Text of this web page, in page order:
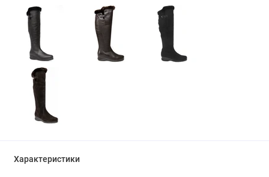
Характеристики